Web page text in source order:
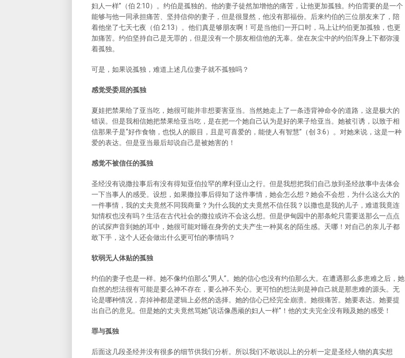
妇人一样”（伯 2:10）。约伯是孤独的。他的妻子徒然加增他的痛苦，让他更加孤独。约伯需要的是一个
能够与他一同承担痛苦、坚持信仰的妻子，但是很显然，他没有那福份。后来约伯的三位朋友来了，陪
着他坐了七天七夜（伯 2:13）。他们真是够朋友啊！可是当他们一开口时，马上让约伯更加孤独，也更
加痛苦。约伯坚持自己是无罪的，但是没有一个朋友相信他的无辜。坐在灰尘中的约伯浑身上下都弥漫
着孤独。
可是，如果说孤独，难道上述几位妻子就不孤独吗？
感觉受委屈的孤独
夏娃把禁果给了亚当吃，她很可能并非想要害亚当。当然她走上了一条违背神命令的道路，这是极大的
错误。但是我相信她把禁果给亚当吃，是在把一个她自己认为是好的果子给亚当。她被引诱，以致于相
信那果子是“好作食物，也悦人的眼目，且是可喜爱的，能使人有智慧”（创 3:6）。对她来说，这是一种
爱的表达。但是亚当最后却说自己是被她害的！
感觉不被信任的孤独
圣经没有说撒拉事后有没有得知亚伯拉罕的摩利亚山之行。但是我想把我们自己放到圣经故事中去体会
一下当事人的感受。设想，如果撒拉事后得知了这件事情，她会怎么想？她会不会想，为什么这么大的
一件事情，我的丈夫竟然不同我商量？为什么我的丈夫竟然不信任我？以撒也是我的儿子，难道我竟连
知情权也没有吗？生活在古代社会的撒拉或许不会这么想。但是伊甸园中的那条蛇只需要送那么一点点
的试探声音到她的耳中，她很可能对睡在身旁的丈夫产生一种莫名的陌生感。天哪！对自己的亲儿子都
敢下手，这个人还会做出什么更可怕的事情吗？
软弱无人体贴的孤独
约伯的妻子也是一样。她不像约伯那么“男人”。她的信心也没有约伯那么大。在遭遇那么多患难之后，她
自然的想法很有可能是要么神不存在，要么神不关心。更可怕的想法则是神自己就是那患难的源头。无
论是哪种情况，弃掉神都是逻辑上必然的选择。她的信心已经完全崩溃。她很痛苦。她要表达。她要提
出自己的意见。但是她的丈夫竟然骂她“说话像愚顽的妇人一样”！他的丈夫完全没有顾及她的感受！
罪与孤独
后面这几段圣经并没有很多的细节供我们分析。所以我们不敢说以上的分析一定是圣经人物的真实想